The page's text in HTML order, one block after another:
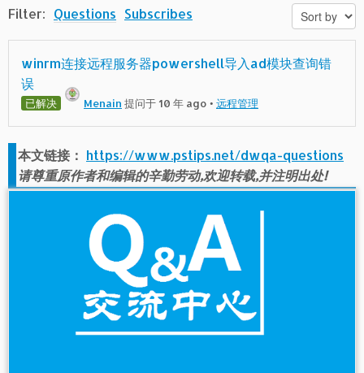
Filter: Questions Subscribes
winrm连接远程服务器powershell导入ad模块查询错
误
已解决 Menain 提问于 10 年 ago • 远程管理
本文链接： https://www.pstips.net/dwqa-questions
请尊重原作者和编辑的辛勤劳动,欢迎转载,并注明出处!